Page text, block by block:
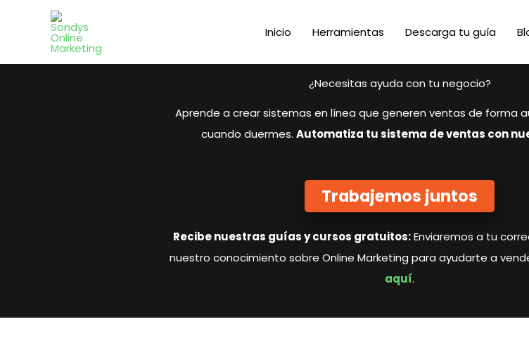
contenido
Inicio Herramientas Descarga tu guía
¿Necesitas ayuda con tu negocio?
Aprende a crear sistemas en línea que generen ventas de forma
cuando duermes. Automatiza tu sistema de ventas con
Trabajemos juntos
Recibe nuestras guías y cursos gratuitos:Enviaremos a tu
nuestro conocimiento sobre Online Marketing para ayudarte a
aquí.